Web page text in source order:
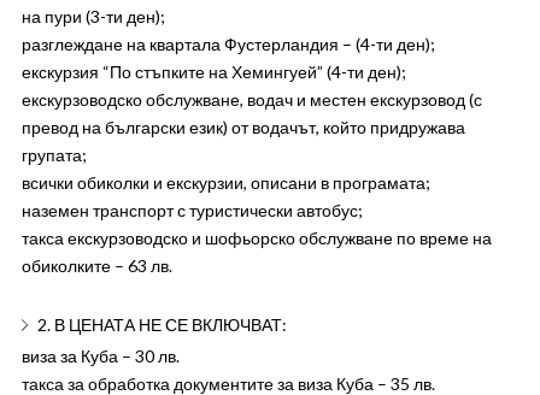
на пури (3-ти ден);
разглеждане на квартала Фустерландия – (4-ти ден);
екскурзия “По стъпките на Хемингуей” (4-ти ден);
екскурзоводско обслужване, водач и местен екскурзовод (с
превод на български език) от водачът, който придружава
групата;
всички обиколки и екскурзии, описани в програмата;
наземен транспорт с туристически автобус;
такса екскурзоводско и шофьорско обслужване по време на
обиколките – 63 лв.
2. В ЦЕНАТА НЕ СЕ ВКЛЮЧВАТ:
виза за Куба – 30 лв.
такса за обработка документите за виза Куба – 35 лв.